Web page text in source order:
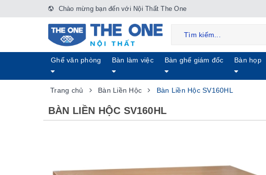
Chào mừng bạn đến với Nội Thất The One
Ghế văn phòng Bàn làm việc Bàn ghế giám đốc Bàn họp
Trang chủ Bàn Liền Hộc Bàn Liền Hộc SV160HL
BÀN LIỀN HỘC SV160HL